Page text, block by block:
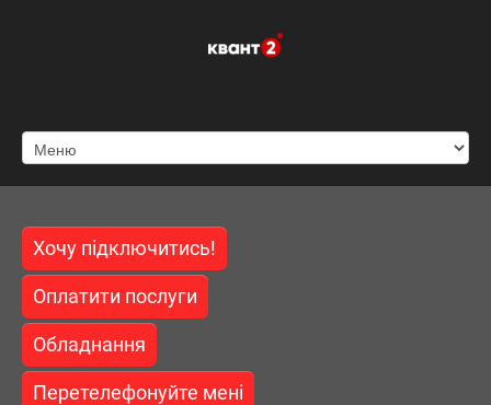
Хочу підключитись!
Оплатити послуги
Обладнання
Перетелефонуйте мені